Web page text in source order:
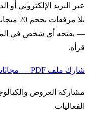
بلا
— يفتحه أي شخص في
قرأه.
شارك ملف PDF — مجانًا
مشاركة العروض
الفعاليات